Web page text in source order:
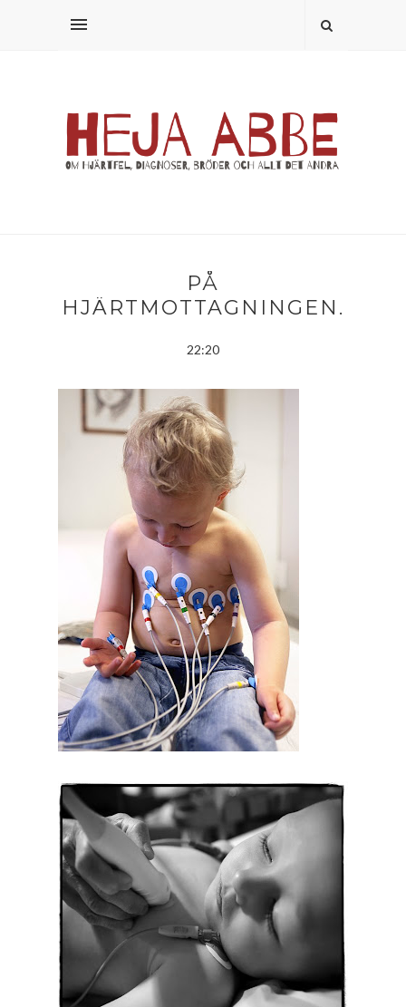
PÅ
HJÄRTMOTTAGNINGEN.
22:20